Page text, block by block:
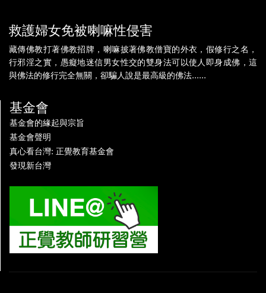
救護婦女免被喇嘛性侵害
藏傳佛教打著佛教招牌，喇嘛披著佛教僧寶的外衣，假修行之名，
行邪淫之實，愚癡地迷信男女性交的雙身法可以使人即身成佛，這
與佛法的修行完全無關，卻騙人說是最高級的佛法......
基金會
基金會的緣起與宗旨
基金會聲明
真心看台灣: 正覺教育基金會
發現新台灣